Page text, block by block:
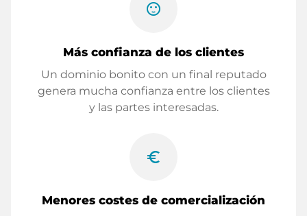
sentiment_satisfied
Más confianza de los clientes
Un dominio bonito con un final reputado
genera mucha confianza entre los clientes
y las partes interesadas.
euro_symbol
Menores costes de comercialización